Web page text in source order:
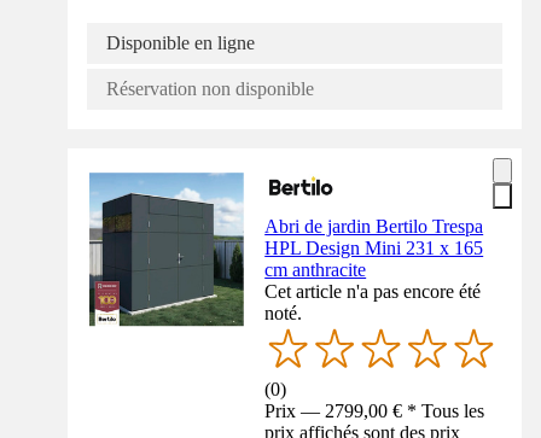
Disponible en ligne
Réservation non disponible
Abri de jardin Bertilo Trespa
HPL Design Mini 231 x 165
cm anthracite
Cet article n'a pas encore été
noté.
(0)
Prix — 2799,00 € * Tous les
prix affichés sont des prix